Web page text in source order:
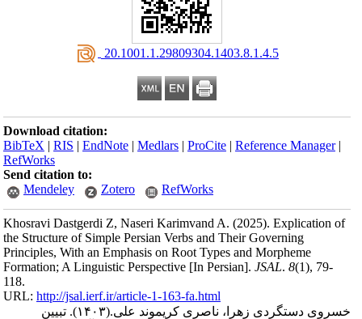
‎ 20.1001.1.29809304.1403.8.1.4.5
Download citation:
BibTeX |RIS |EndNote |Medlars |ProCite |Reference Manager
RefWorks
Send citation to:
Mendeley
Zotero RefWorks
Khosravi Dastgerdi Z, Naseri Karimvand A.(2025).Explication of
the Structure of Simple Persian Verbs and Their Governing
Principles, With an Emphasis on Root Types and Morpheme
Formation; A Linguistic Perspective [In Persian].JSAL.8(1), 79-
118.
URL:http://jsal.ierf.ir/article-1-163-fa.html
خسروی دستگردی زهرا، ناصری کریموند علی. (۱۴۰۳).
تبیین